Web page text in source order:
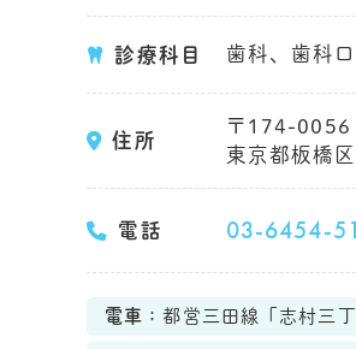
診療科目 歯科、歯科
住所
〒174-0056
東京都板橋
電話 03-6454-
電車 ：都営三田線「志村三